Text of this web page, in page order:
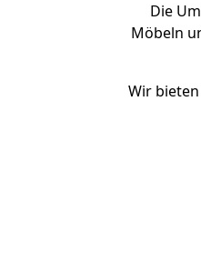
Die
Möbeln
Wir bieten